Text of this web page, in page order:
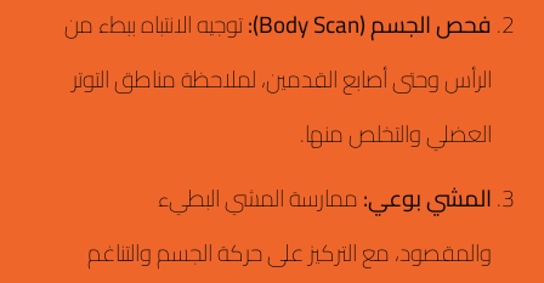
فحص الجسم (Body Scan):
توجيه الانتباه ببطء من
الرأس وحتى أصابع القدمين، لملاحظة مناطق التوتر
العضلي والتخلص منها.
المشي بوعي:ممارسة المشي البطيء
والمقصود، مع التركيز على حركة الجسم والتناغم